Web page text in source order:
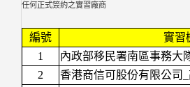
任何正式簽約之實習廠商
編號
實習
1
內政部移民署南區事務大
2
香港商信可股份有限公司